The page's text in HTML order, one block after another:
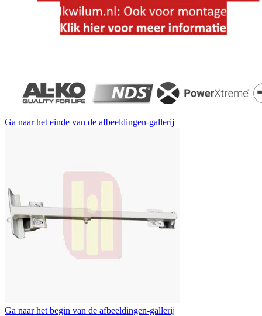
Ga naar het einde van de afbeeldingen-gallerij
Ga naar het begin van de afbeeldingen-gallerij